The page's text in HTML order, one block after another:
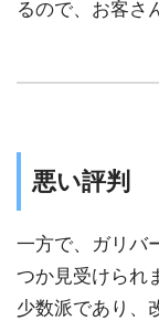
るので、お客さ
悪い評判
一方で、ガリバ
つか見受けられ
少数派であり、